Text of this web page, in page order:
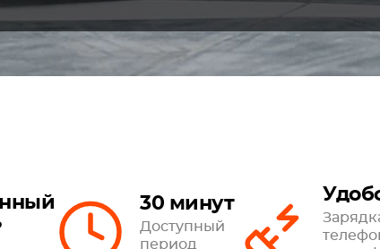
30 минут
Доступный
период